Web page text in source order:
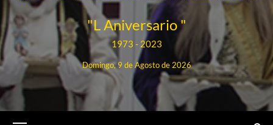
"L Aniversario "
1973 - 2023
Domingo, 9 de Agosto de 2026